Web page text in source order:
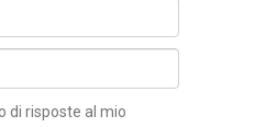
di risposte al mio